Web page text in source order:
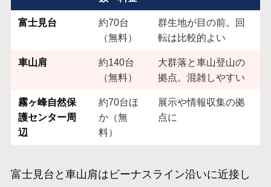
富士見台
約70台
（無料）
群生地が目の前。回
転は比較的よい
車山肩
約140台
（無料）
大群落と車山登山の
拠点。混雑しやすい
霧ヶ峰自然保
護センター周
辺
約70台ほ
か（無
料）
展示や情報収集の拠
点に
富士見台と車山肩はビーナスライン沿いに近接し